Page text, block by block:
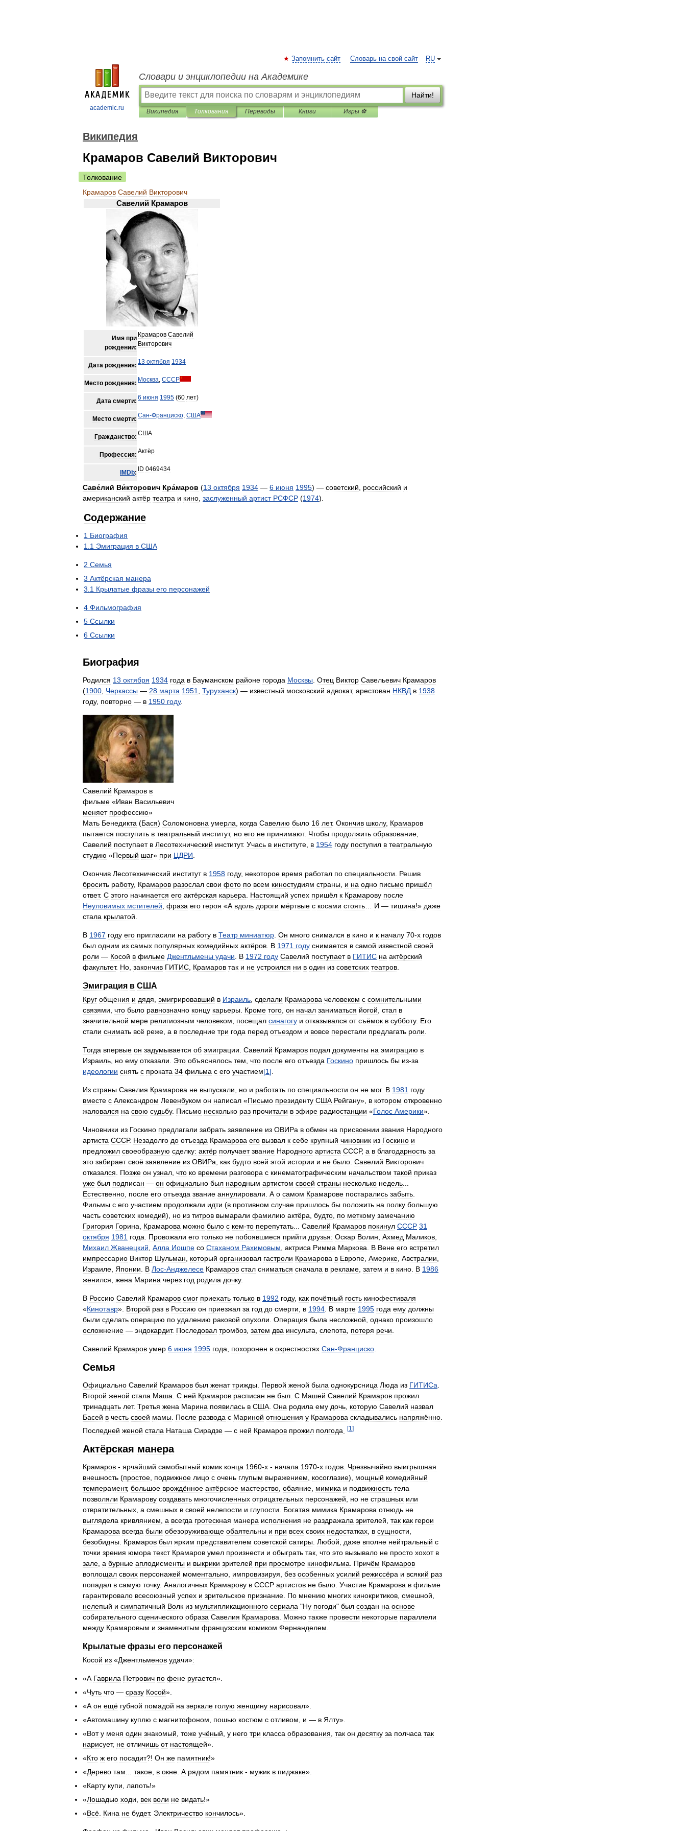
academic.ru
RU
Запомнить сайт Словарь на свой сайт
Словари и энциклопедии на Академике
Найти!
Википедия Толкования Переводы Книги Игры ⚽
Википедия
Крамаров Савелий Викторович
Толкование
Крамаров Савелий Викторович
Савелий Крамаров
Имя при
рождении:
Крамаров Савелий
Викторович
Дата рождения: 13 октября 1934
Место рождения: Москва, СССР
Дата смерти: 6 июня 1995 (60 лет)
Место смерти: Сан-Франциско, США
Гражданство: США
Профессия: Актёр
IMDb: ID 0469434
Саве́лий Ви́кторович Кра́маров (13 октября 1934 — 6 июня 1995) — советский российский и
американский актёр театра и кино заслуженный артист РСФСР (1974).
Содержание
1 Биография
1 1 Эмиграция в США
2 Семья
3 Актёрская манера
3 1 Крылатые фразы его персонажей
4 Фильмография
5 Ссылки
6 Ссылки
Биография
Родился 13 октября 1934 года в Бауманском районе города Москвы Отец Виктор Савельевич Крамаров
(1900 Черкассы — 28 марта 1951 Туруханск) — известный московский адвокат, арестован НКВД в 1938
году, повторно — в 1950 году.
Савелий Крамаров в
фильме «Иван Васильевич
меняет профессию»
Мать Бенедикта (Бася) Соломоновна умерла когда Савелию было 16 лет. Окончив школу, Крамаров
пытается поступить в театральный институт, но его не принимают. Чтобы продолжить образование
Савелий поступает в Лесотехнический институт. Учась в институте в 1954 году поступил в театральную
студию «Первый шаг» при ЦДРИ
Окончив Лесотехнический институт в 1958 году, некоторое время работал по специальности
Решив
бросить работу, Крамаров разослал свои фото по всем киностудиям страны и на одно письмо пришёл
ответ. С этого начинается его актёрская карьера Настоящий успех пришёл к Крамарову после
Неуловимых мстителей фраза его героя «А вдоль дороги мёртвые с косами стоять И — тишина!» даже
стала крылатой
В 1967 году его пригласили на работу в Театр миниатюр Он много снимался в кино и к началу 70-х годов
был одним из самых популярных комедийных актёров В 1971 году снимается в самой известной своей
роли — Косой в фильме Джентльмены удачи В 1972 году Савелий поступает в ГИТИС на актёрский
факультет. Но закончив ГИТИС Крамаров так и не устроился ни в один из советских театров
Эмиграция в США
Круг общения и дядя эмигрировавший в Израиль сделали Крамарова человеком с сомнительными
связями что было равнозначно концу карьеры Кроме того он начал заниматься йогой стал в
значительной мере религиозным человеком посещал синагогу и отказывался от съёмок в субботу. Его
стали снимать всё реже а в последние три года перед отъездом и вовсе перестали предлагать роли
Тогда впервые он задумывается об эмиграции Савелий Крамaров подал документы на эмиграцию в
Израиль но ему отказали Это объяснялось тем что после его отъезда Госкино пришлось бы из-за
идеологии снять с проката 34 фильма с его участием[1]
Из страны Савелия Крамарова не выпускали но и работать по специальности он не мог. В 1981 году
вместе с Александром Левенбуком он написал «Письмо президенту США Рейгану», в котором откровенно
жаловался на свою судьбу. Письмо несколько раз прочитали в эфире радиостанции «Голос Америки».
Чиновники из Госкино предлагали забрать заявление из ОВИРа в обмен на присвоении звания Народного
артиста СССР. Незадолго до отъезда Крамарова его вызвал к себе крупный чиновник из Госкино и
предложил своеобразную сделку: актёр получает звание Народного артиста СССР, а в благодарность за
это забирает своё заявление из ОВИРа как будто всей этой истории и не было Савелий Викторович
отказался
Позже он узнал что ко времени разговора с кинематографическим начальством такой приказ
уже был подписан — он официально был народным артистом своей страны несколько недель
Естественно после его отъезда звание аннулировали А о самом Крамарове постарались забыть
Фильмы с его участием продолжали идти (в противном случае пришлось бы положить на полку большую
часть советских комедий), но из титров вымарали фамилию актёра будто по меткому замечанию
Григория Горина Крамарова можно было с кем-то перепутать Савелий Крамаров покинул СССР 31
октября 1981 года Провожали его только не побоявшиеся прийти друзья: Оскар Волин Ахмед Маликов
Михаил Жванецкий Алла Иошпе со Стаханом Рахимовым актриса Римма Маркова В Вене его встретил
импрессарио Виктор Шульман который организовал гастроли Крамарова в Европе Америке Австралии
Израиле Японии В Лос-Анджелесе Крамаров стал сниматься сначала в рекламе затем и в кино В 1986
женился жена Марина через год родила дочку.
В Россию Савелий Крамаров смог приехать только в 1992 году, как почётный гость кинофестиваля
«Кинотавр». Второй раз в Россию он приезжал за год до смерти в 1994 В марте 1995 года ему должны
были сделать операцию по удалению раковой опухоли Операция была несложной однако произошло
осложнение — эндокардит. Последовал тромбоз затем два инсульта слепота потеря речи
Савелий Крамаров умер 6 июня 1995 года похоронен в окрестностях Сан-Франциско
Семья
Официально Савелий Крамаров был женат трижды Первой женой была однокурсница Люда из ГИТИСа
Второй женой стала Маша С ней Крамаров расписан не был С Машей Савелий Крамаров прожил
тринадцать лет. Третья жена Марина появилась в США Она родила ему дочь которую Савелий назвал
Басей в честь своей мамы После развода с Мариной отношения у Крамарова складывались напряжённо
Последней женой стала Наташа Сирадзе — с ней Крамаров прожил полгода [1 ]
Актёрская манера
Крамаров - ярчайший самобытный комик конца 1960-х - начала 1970-х годов. Чрезвычайно выигрышная
внешность (простое, подвижное лицо с очень глупым выражением, косоглазие), мощный комедийный
темперамент, большое врождённое актёрское мастерство, обаяние, мимика и подвижность тела
позволяли Крамарову создавать многочисленных отрицательных персонажей, но не страшных или
отвратительных, а смешных в своей нелепости и глупости. Богатая мимика Крамарова отнюдь не
выглядела кривлянием, а всегда гротескная манера исполнения не раздражала зрителей, так как герои
Крамарова всегда были обезоруживающе обаятельны и при всех своих недостатках, в сущности,
безобидны. Крамаров был ярким представителем советской сатиры. Любой, даже вполне нейтральный с
точки зрения юмора текст Крамаров умел произнести и обыграть так, что это вызывало не просто хохот в
зале, а бурные аплодисменты и выкрики зрителей при просмотре кинофильма. Причём Крамаров
воплощал своих персонажей моментально, импровизируя, без особенных усилий режиссёра и всякий раз
попадал в самую точку. Аналогичных Крамарову в СССР артистов не было. Участие Крамарова в фильме
гарантировало всесоюзный успех и зрительское признание. По мнению многих кинокритиков, смешной,
нелепый и симпатичный Волк из мультипликационного сериала "Ну погоди" был создан на основе
собирательного сценического образа Савелия Крамарова. Можно также провести некоторые параллели
между Крамаровым и знаменитым французским комиком Фернанделем.
Крылатые фразы его персонажей
Косой из «Джентльменов удачи»:
«А Гаврила Петрович по фене ругается».
«Чуть что — сразу Косой».
«А он ещё губной помадой на зеркале голую женщину нарисовал».
«Автомашину куплю с магнитофоном, пошью костюм с отливом, и — в Ялту».
«Вот у меня один знакомый, тоже учёный, у него три класса образования, так он десятку за полчаса так
нарисует, не отличишь от настоящей».
«Кто ж его посадит?! Он же памятник!»
«Дерево там... такое, в окне. А рядом памятник - мужик в пиджаке».
«Карту купи, лапоть!»
«Лошадью ходи, век воли не видать!»
«Всё. Кина не будет. Электричество кончилось».